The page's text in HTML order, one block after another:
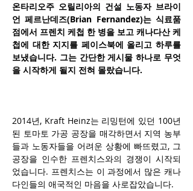
온타리오주 오릴리아의 건설 노동자 브라이
언 페르난데즈(Brian Fernandez)는 식료품
점에서 프렌치 케첩 한 병을 보고 캐나다산 케
첩에 대한 지지를 페이스북에 올리고 하루를
보냈습니다. 그는 간단한 게시물 하나로 무엇
을 시작하게 될지 전혀 몰랐습니다.
2014년, Kraft Heinz는 리밍턴에 있던 100년
된 토마토 가공 공장을 매각하면서 지역 농부
들과 노동자들을 어려운 상황에 빠뜨렸고, 그
공장을 인수한 프렌치스와의 경쟁이 시작되
었습니다. 프렌치스는 이 과정에서 많은 캐나
다인들의 애국적인 마음을 사로잡았습니다.